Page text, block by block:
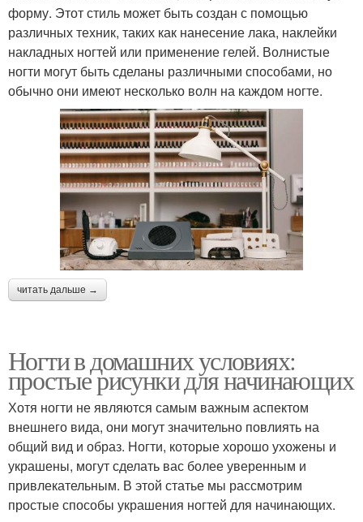
форму. Этот стиль может быть создан с помощью
различных техник, таких как нанесение лака, наклейки
накладных ногтей или применение гелей. Волнистые
ногти могут быть сделаны различными способами, но
обычно они имеют несколько волн на каждом ногте.
читать дальше →
Ногти в домашних условиях:
простые рисунки для начинающих
Хотя ногти не являются самым важным аспектом
внешнего вида, они могут значительно повлиять на
общий вид и образ. Ногти, которые хорошо ухожены и
украшены, могут сделать вас более уверенным и
привлекательным. В этой статье мы рассмотрим
простые способы украшения ногтей для начинающих.